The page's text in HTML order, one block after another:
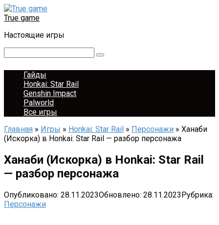
Перейти
к
True game
Настоящие игры
Гайды
Honkai: Star Rail
Genshin Impact
Palworld
Все игры
Главная » Игры » Honkai: Star Rail » Персонажи » Ханаби
(Искорка) в Honkai: Star Rail — разбор персонажа
Ханаби (Искорка) в Honkai: Star Rail
— разбор персонажа
Опубликовано: 28.11.2023Обновлено: 28.11.2023Рубрика:
Персонажи